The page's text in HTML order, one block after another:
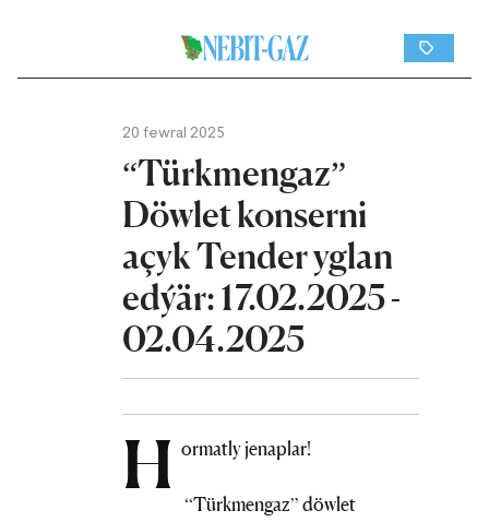
20 fewral 2025
“Türkmengaz”
Döwlet konserni
açyk Tender yglan
edýär: 17.02.2025 -
02.04.2025
H ormatly jenaplar!
“Türkmengaz” döwlet